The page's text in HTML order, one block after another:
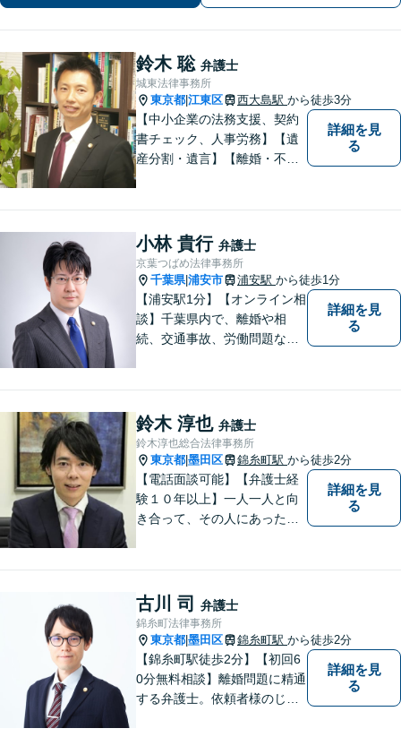
利用可】
鈴木 聡 弁護士
城東法律事務所
東京都 江東区 西大島駅 から徒歩3分
【中小企業の法務支援、契約
書チェック、人事労務】【遺
産分割・遺言】【離婚・不倫
分野あり】民間企業出身の弁
護士が、経営者・ビジネスパ
ーソンの悩みに「速く・適切
に」対応。
詳細を見
る
小林 貴行 弁護士
京葉つばめ法律事務所
千葉県|浦安市 浦安駅 から徒歩1分
【浦安駅1分】【オンライン相
談】千葉県内で、離婚や相
続、交通事故、労働問題な
た」と思っていただけるよ
う、誠実に対応いたします。
【相談しやすい法律事務所】
詳細を見
る
鈴木 淳也 弁護士
鈴木淳也総合法律事務所
東京都 墨田区 錦糸町駅 から徒歩2分
【電話面談可能】【弁護士経
験１０年以上】一人一人と向
き合って、その人にあった解
借金・債務整理／相続などの
幅広い分野に対応可能。お気
軽にご相談ください。
詳細を見
る
古川 司 弁護士
錦糸町法律事務所
東京都 墨田区 錦糸町駅 から徒歩2分
【錦糸町駅徒歩2分】【初回6
0分無料相談】離婚問題に精通
する弁護士。依頼者様のじっ
詳細を見
る